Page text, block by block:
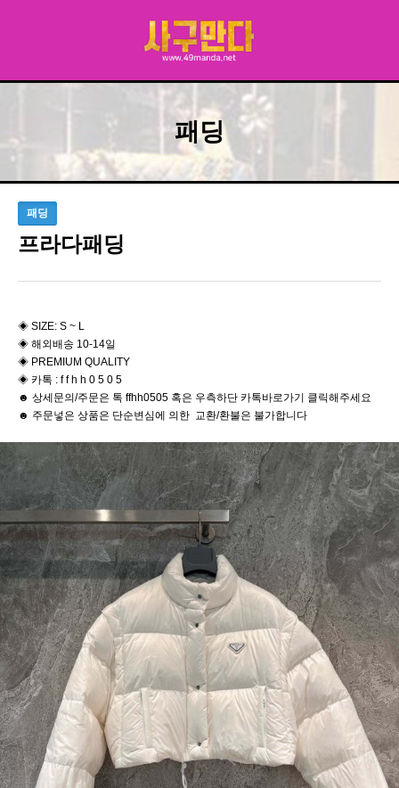
패딩
패딩
프라다패딩
◈ SIZE: S ~ L
◈ 해외배송 10-14일
◈ PREMIUM QUALITY
◈ 카톡 : f f h h 0 5 0 5
☻ 상세문의/주문은 톡 ffhh0505 혹은 우측하단 카톡바로가기 클릭해주세요
☻ 주문넣은 상품은 단순변심에 의한 교환/환불은 불가합니다